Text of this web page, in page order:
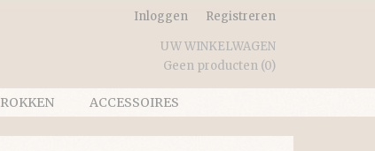
Inloggen
Registreren
UW WINKELWAGEN
Geen producten (0)
ROKKEN ACCESSOIRES